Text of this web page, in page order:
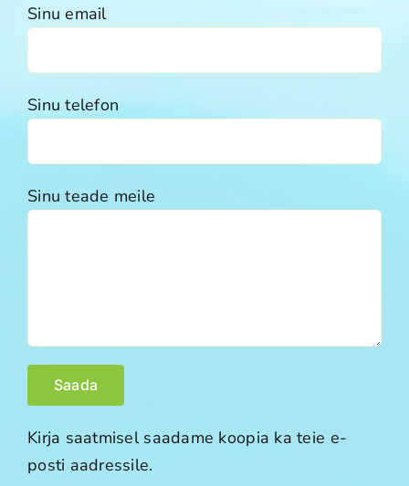
Sinu email
Sinu telefon
Sinu teade meile
Kirja saatmisel saadame koopia ka teie e-
posti aadressile.